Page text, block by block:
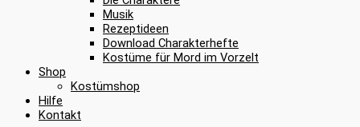
Musik
Rezeptideen
Download Charakterhefte
Kostüme für Mord im Vorzelt
Shop
Kostümshop
Hilfe
Kontakt